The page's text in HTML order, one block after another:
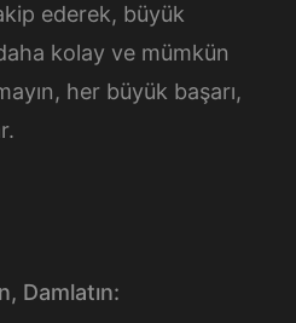
ederek, büyük
kolay ve mümkün
her büyük başarı,
Damlatın: